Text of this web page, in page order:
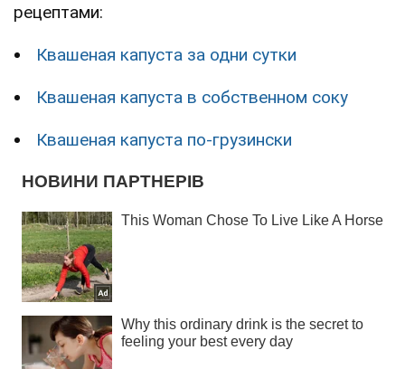
рецептами:
Квашеная капуста за одни сутки
Квашеная капуста в собственном соку
Квашеная капуста по-грузински